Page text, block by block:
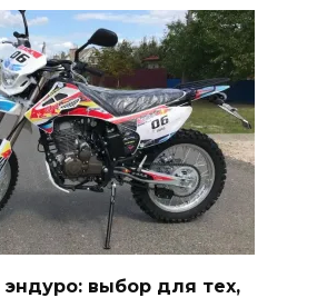
выбор для тех,